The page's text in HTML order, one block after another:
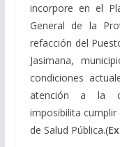
incorpore en el
General de la
refacción del
Jasimana,
condiciones
atención a la
imposibilita
de Salud Pública.(